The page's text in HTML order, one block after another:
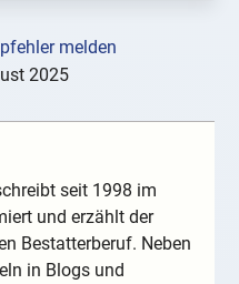
melden
2025
seit 1998 im
und erzählt der
Bestatterberuf. Neben
in Blogs und